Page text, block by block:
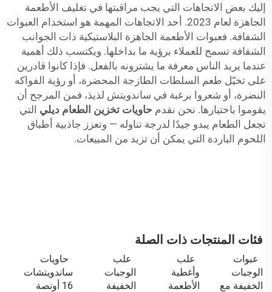
إليك بعض الاتجاهات التي يجب مراقبتها في تغليف الأطعمة
الجاهزة لعام 2023. أحد الاتجاهات المهمة هو استخدام العبوات
الشفافة. فعبوات الأطعمة الجاهزة البلاستيكية ذات الجوانب
الشفافة تسمح للعملاء برؤية ما بداخلها. ويكتسب ذلك أهمية
عندما يريد الناس معرفة ما يشترونه بالفعل. فإذا كانوا قادرين
على تخيّل طعم السلطات الطازجة المحضرة، أو رؤية الفواكه
النضرة، أو شعروا برغبة في ساندويتش لذيذ، فمن المرجح أن
يقوموا باختيارها. نحن نقدم حاويات تخزين الطعام ديلي التي
تجعل الطعام يبدو جيدًا لدرجة تناوله — وتعزز جاذبية أطباق
اللحوم الباردة التي يمكن أن تزيد من المبيعات.
فئات المنتجات ذات الصلة
عبوات
الوجبات
الخفيفة مع
علب
وأغطية
الأطعمة
علب
الوجبات
الخفيفة
حاويات
ساندويتشات
16 أونصة